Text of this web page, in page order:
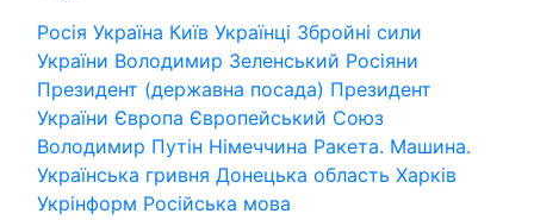
Росія Україна Київ Українці Збройні сили
України Володимир Зеленський Росіяни
Президент (державна посада) Президент
України Європа Європейський Союз
Володимир Путін Німеччина Ракета. Машина.
Українська гривня Донецька область Харків
Укрінформ Російська мова